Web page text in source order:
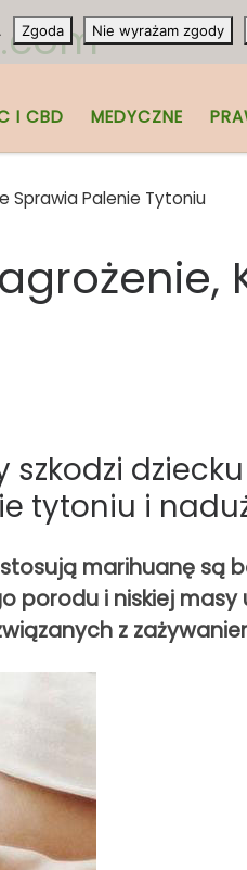
I CBD MEDYCZNE
Sprawia Palenie Tytoniu
tytoniu i
marihuanę są
porodu i niskiej
z
Zgoda Nie wyrażam zgody